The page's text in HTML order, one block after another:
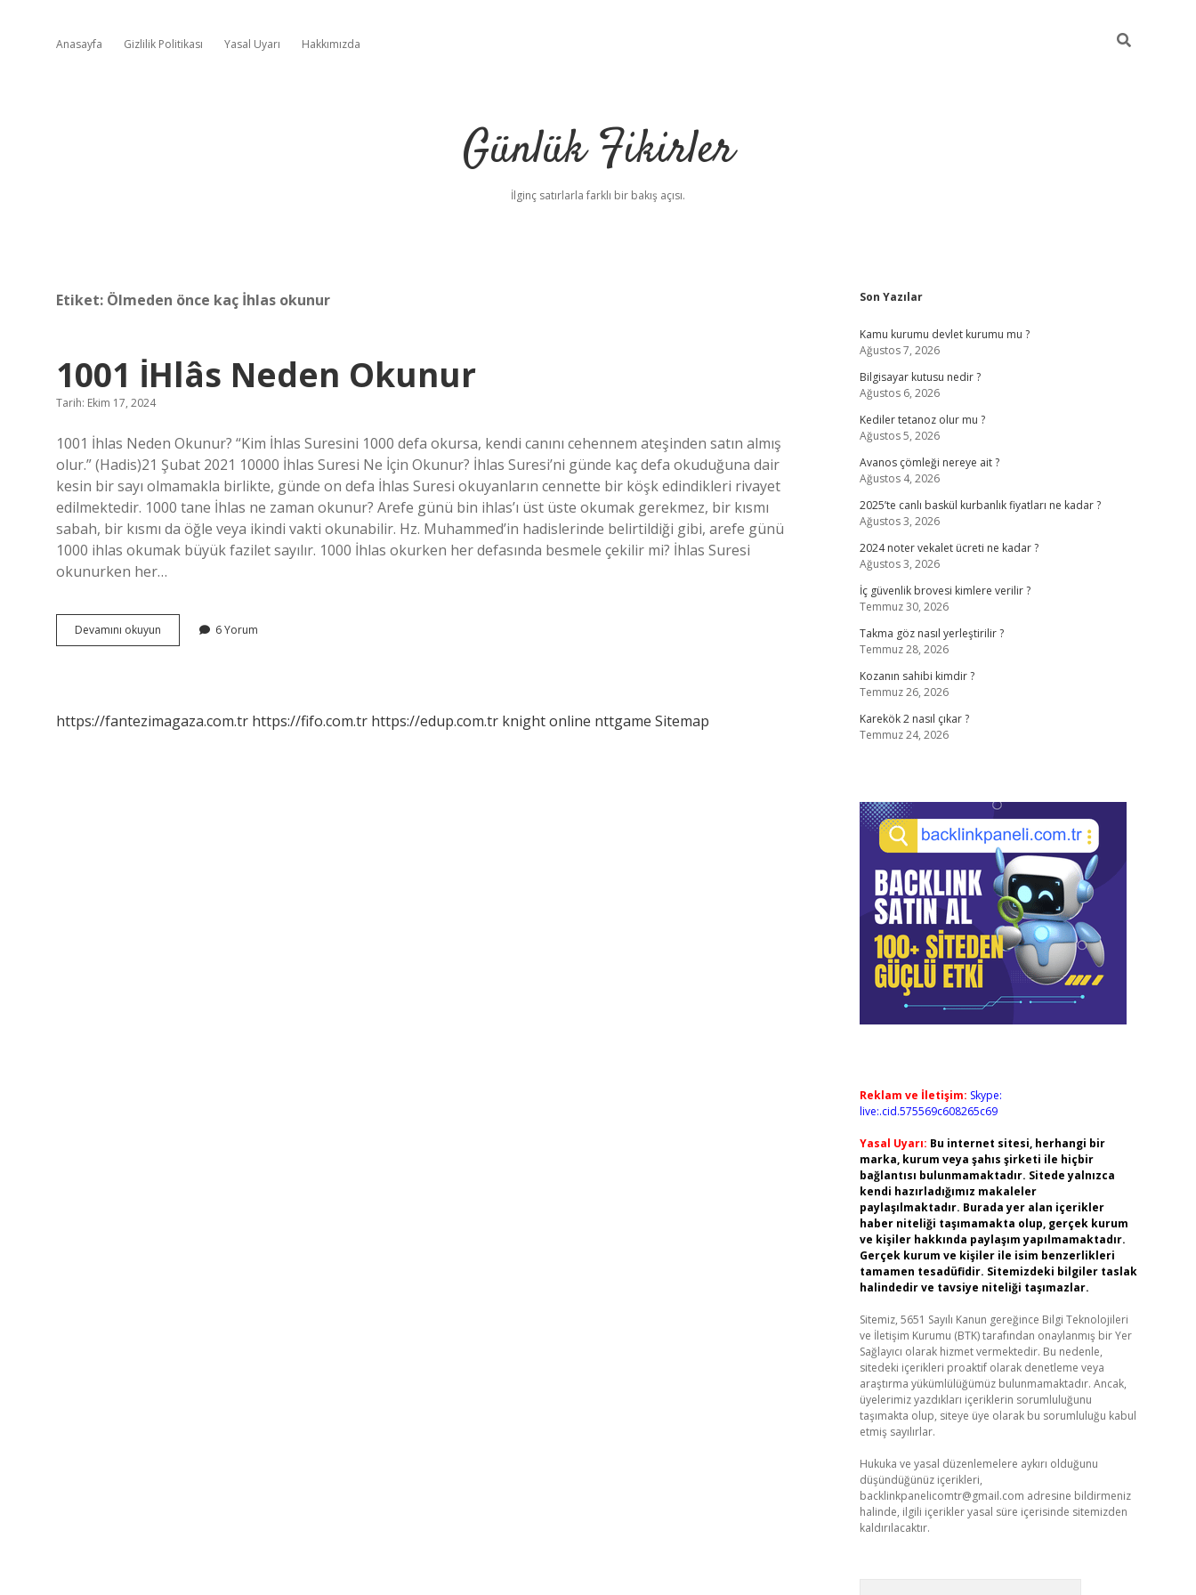
Anasayfa Gizlilik Politikası Yasal Uyarı Hakkımızda
Günlük Fikirler
İlginç satırlarla farklı bir bakış açısı.
Etiket: Ölmeden önce kaç İhlas okunur
1001 İHlâs Neden Okunur
Tarih: Ekim 17, 2024
1001 İhlas Neden Okunur? “Kim İhlas Suresini 1000 defa okursa, kendi canını cehennem ateşinden satın almış
olur.” (Hadis)21 Şubat 2021 10000 İhlas Suresi Ne İçin Okunur? İhlas Suresi’ni günde kaç defa okuduğuna dair
kesin bir sayı olmamakla birlikte, günde on defa İhlas Suresi okuyanların cennette bir köşk edindikleri rivayet
edilmektedir. 1000 tane İhlas ne zaman okunur? Arefe günü bin ihlas’ı üst üste okumak gerekmez, bir kısmı
sabah, bir kısmı da öğle veya ikindi vakti okunabilir. Hz. Muhammed’in hadislerinde belirtildiği gibi, arefe günü
1000 ihlas okumak büyük fazilet sayılır. 1000 İhlas okurken her defasında besmele çekilir mi? İhlas Suresi
okunurken her…
Devamını okuyun
İHlâs
6 Yorum
https://fantezimagaza.com.tr https://fifo.com.tr https://edup.com.tr knight online nttgame Sitemap
Sidebar
Son Yazılar
Kamu kurumu devlet kurumu mu ?
Ağustos 7, 2026
Bilgisayar kutusu nedir ?
Ağustos 6, 2026
Kediler tetanoz olur mu ?
Ağustos 5, 2026
Avanos çömleği nereye ait ?
Ağustos 4, 2026
2025’te canlı baskül kurbanlık fiyatları ne kadar ?
Ağustos 3, 2026
2024 noter vekalet ücreti ne kadar ?
Ağustos 3, 2026
İç güvenlik brovesi kimlere verilir ?
Temmuz 30, 2026
Takma göz nasıl yerleştirilir ?
Temmuz 28, 2026
Kozanın sahibi kimdir ?
Temmuz 26, 2026
Karekök 2 nasıl çıkar ?
Temmuz 24, 2026
Reklam ve İletişim: Skype:
live:.cid.575569c608265c69
Yasal Uyarı: Bu internet sitesi, herhangi bir
marka, kurum veya şahıs şirketi ile hiçbir
bağlantısı bulunmamaktadır. Sitede yalnızca
kendi hazırladığımız makaleler
paylaşılmaktadır. Burada yer alan içerikler
haber niteliği taşımamakta olup, gerçek kurum
ve kişiler hakkında paylaşım yapılmamaktadır.
Gerçek kurum ve kişiler ile isim benzerlikleri
tamamen tesadüfidir. Sitemizdeki bilgiler taslak
halindedir ve tavsiye niteliği taşımazlar.
Sitemiz, 5651 Sayılı Kanun gereğince Bilgi Teknolojileri
ve İletişim Kurumu (BTK) tarafından onaylanmış bir Yer
Sağlayıcı olarak hizmet vermektedir. Bu nedenle,
sitedeki içerikleri proaktif olarak denetleme veya
araştırma yükümlülüğümüz bulunmamaktadır. Ancak,
üyelerimiz yazdıkları içeriklerin sorumluluğunu
taşımakta olup, siteye üye olarak bu sorumluluğu kabul
etmiş sayılırlar.
Hukuka ve yasal düzenlemelere aykırı olduğunu
düşündüğünüz içerikleri,
backlinkpanelicomtr@gmail.com adresine bildirmeniz
halinde, ilgili içerikler yasal süre içerisinde sitemizden
kaldırılacaktır.